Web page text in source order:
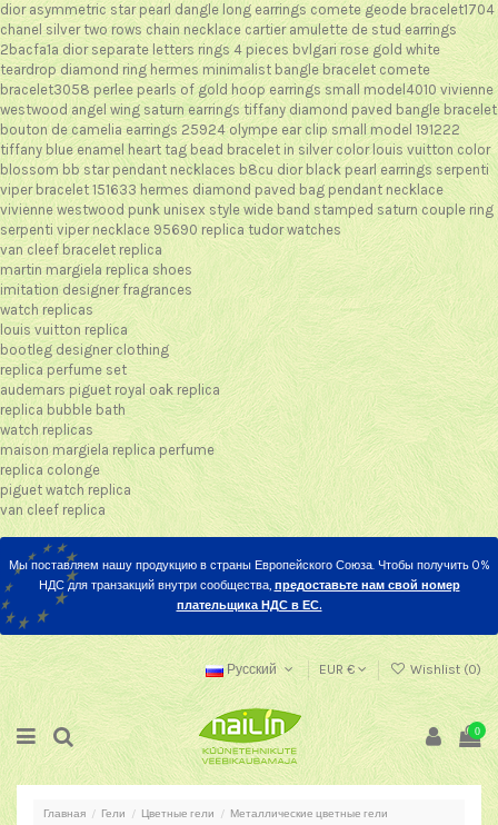
dior asymmetric star pearl dangle long earrings comete geode bracelet1704
chanel silver two rows chain necklace cartier amulette de stud earrings
2bacfa1a dior separate letters rings 4 pieces bvlgari rose gold white
teardrop diamond ring hermes minimalist bangle bracelet comete
bracelet3058 perlee pearls of gold hoop earrings small model4010 vivienne
westwood angel wing saturn earrings tiffany diamond paved bangle bracelet
bouton de camelia earrings 25924 olympe ear clip small model 191222
tiffany blue enamel heart tag bead bracelet in silver color louis vuitton color
blossom bb star pendant necklaces b8cu dior black pearl earrings serpenti
viper bracelet 151633 hermes diamond paved bag pendant necklace
vivienne westwood punk unisex style wide band stamped saturn couple ring
serpenti viper necklace 95690 replica tudor watches
van cleef bracelet replica
martin margiela replica shoes
imitation designer fragrances
watch replicas
louis vuitton replica
bootleg designer clothing
replica perfume set
audemars piguet royal oak replica
replica bubble bath
watch replicas
maison margiela replica perfume
replica colonge
piguet watch replica
van cleef replica
Мы поставляем нашу продукцию в страны Европейского Союза. Чтобы получить 0%
НДС для транзакций внутри сообщества, предоставьте нам свой номер
плательщика НДС в ЕС.
Русский EUR € Wishlist (0)
0
Главная Гели Цветные гели Металлические цветные гели